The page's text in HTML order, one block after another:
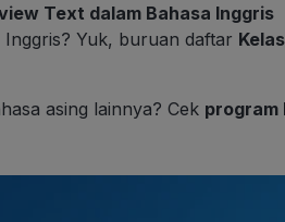
Text dalam Bahasa Inggris
Yuk, buruan daftar
asing lainnya? Cek program